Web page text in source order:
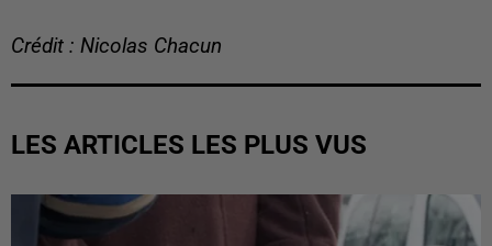
Crédit : Nicolas Chacun
LES ARTICLES LES PLUS VUS